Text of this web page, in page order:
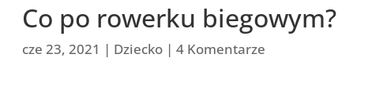
Co po rowerku biegowym?
cze 23, 2021 | Dziecko |4 Komentarze